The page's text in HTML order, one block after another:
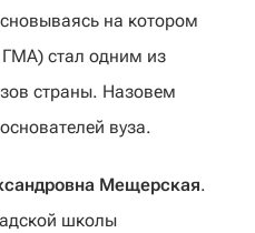
на котором
стал одним из
страны. Назовем
вуза.
Мещерская.
школы